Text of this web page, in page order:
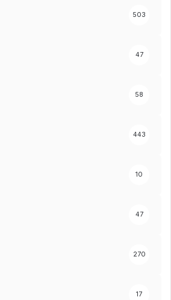
503
47
58
443
10
47
270
17